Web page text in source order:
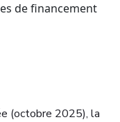
de financement
(octobre 2025), la